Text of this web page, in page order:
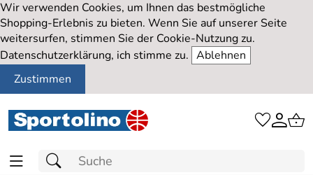
Wir verwenden Cookies, um Ihnen das bestmögliche
Shopping-Erlebnis zu bieten. Wenn Sie auf unserer Seite
weitersurfen, stimmen Sie der Cookie-Nutzung zu.
Datenschutzerklärung, ich stimme zu. Ablehnen
Zustimmen